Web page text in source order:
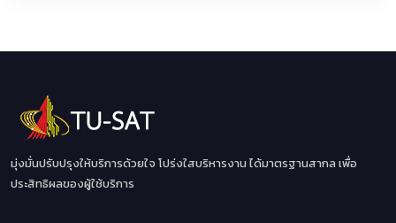
มุ่งมั่นปรับปรุงให้บริการด้วยใจ โปร่งใสบริหารงาน ได้มาตรฐานสากล เพื่อ
ประสิทธิผลของผู้ใช้บริการ